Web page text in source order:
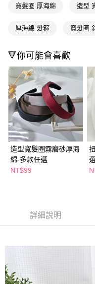
【關於「AFTEE先享後付」】
便利好安心！
１．簡單：不需註冊會員、不
３．安心：先確認商品／服務後
【「AFTEE先享後付」結帳流
１．於結帳方式選擇「AFTEE
結帳頁面，進行簡訊認證並確
２．訂單成立數日內，您將收
３．收到繳費通知簡訊後14天
ATM／網路銀行／等多元方式
※ 請注意：結帳手續完成當下
購買商品的店家。未經商家同
後付繳納相關費用。
※ 交易是否成功請以「AFTEE
是否繳費成功／繳費後需取消
客戶支援中心」
https://
權轉讓予恩沛科技股份有限公
２．關於個人資料處理事宜，
「AFTEE先享後付」，若未經
４．使用「AFTEE先享後付」
時審查核予不同之上限額度；
請求用戶進行身份認證。
全家取貨付款
每筆NT$65，滿NT$390(含
付款後全家取貨
每筆NT$65，滿NT$390(含
萊爾富取貨付款
每筆NT$65，滿NT$490(含
付款後萊爾富取貨
每筆NT$65，滿NT$490(含
付款後7-11取貨
宅配(本島)
付款後寶雅門市自取(由倉庫
寬髮圈 厚海綿 造型
厚海綿 髮箍 寬髮圈
🔻你可能會喜歡
造型寬髮圈霧磨砂厚海
綿-多款任選
NT$99
詳細說明